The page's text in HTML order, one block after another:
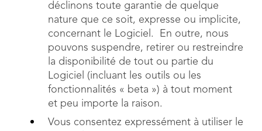
déclinons toute garantie de quelque
nature que ce soit, expresse ou implicite,
concernant le Logiciel. En outre, nous
pouvons suspendre, retirer ou restreindre
la disponibilité de tout ou partie du
Logiciel (incluant les outils ou les
fonctionnalités « beta ») à tout moment
et peu importe la raison.
Vous consentez expressément à utiliser le